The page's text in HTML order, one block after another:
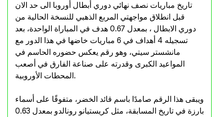
تاريخ مباريات نصف نهائي دوري أبطال أوروبا الى حد الان
قبل انطلاق مواجهتي المربع الذهبي للنسخة الحالية من
دوري الابطال ، بمعدل 0.67 هدف في المباراة الواحدة، بعد
تسجيله 4 أهداف في 6 مباريات خاضها في هذا الدور مع
مانشستر سيتي، وهو رقم يعكس حضوره الحاسم في
المواعيد الكبرى وقدرته على صناعة الفارق في أصعب
المحطات الأوروبية.
ويبقى هذا الرقم صامدًا باسم قائد الخضر، متفوقًا على أسماء
بارزة في تاريخ المسابقة، مثل كريستيانو رونالدو بمعدل 0.63